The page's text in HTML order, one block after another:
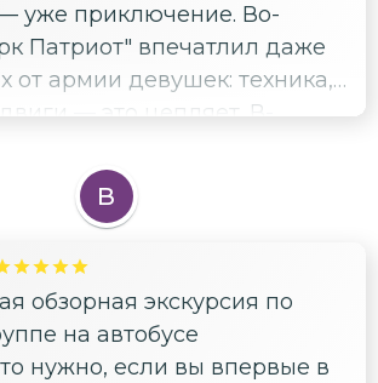
уже приключение. Во-
Патриот" впечатлил даже
от армии девушек: техника,
— это цепляет. В-
Энергия, гордость,
— все обещания
В
обзорная экскурсия по
на автобусе
нужно, если вы впервые в